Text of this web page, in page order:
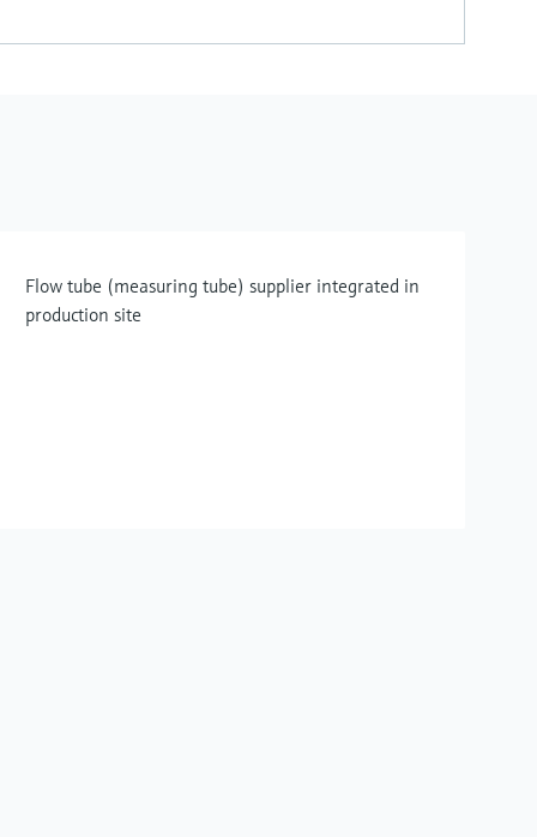
Flow tube (measuring tube) supplier integrated in
production site